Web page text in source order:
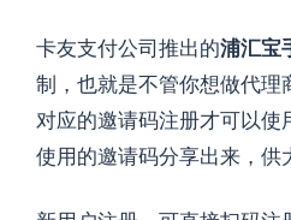
卡友支付公司推出的浦汇宝
制， 也就是不管你想做代理
对应的邀请码注册才可以使
使用的邀请码分享出来 ， 供